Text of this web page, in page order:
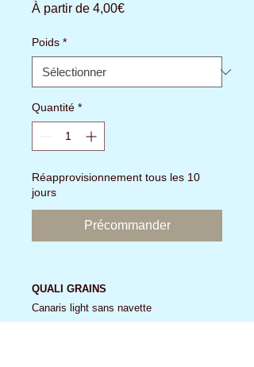
À partir de 4,00€Prix
Poids *
Quantité *
Réapprovisionnement tous les 10
jours
Précommander
QUALI GRAINS
Canaris light sans navette